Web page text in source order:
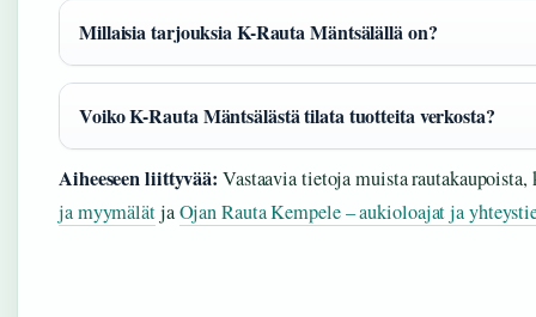
Millaisia tarjouksia K-Rauta Mäntsälällä on?
Voiko K-Rauta Mäntsälästä tilata tuotteita verkosta?
Aiheeseen liittyvää: Vastaavia tietoja muista
ja myymälätjaOjan Rauta Kempele – aukioloajat ja